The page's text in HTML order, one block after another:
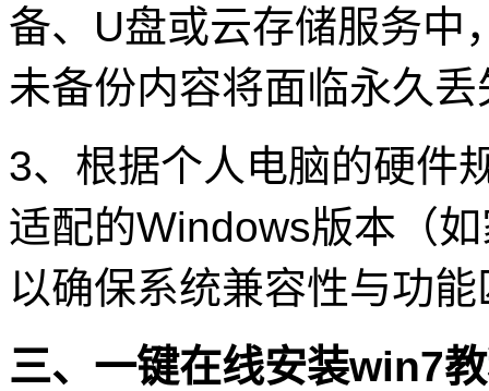
备、U盘或云存储服务中
未备份内容将面临永久
3、根据个人电脑的硬件
适配的Windows版本（
以确保系统兼容性与功
三、一键在线安装win7